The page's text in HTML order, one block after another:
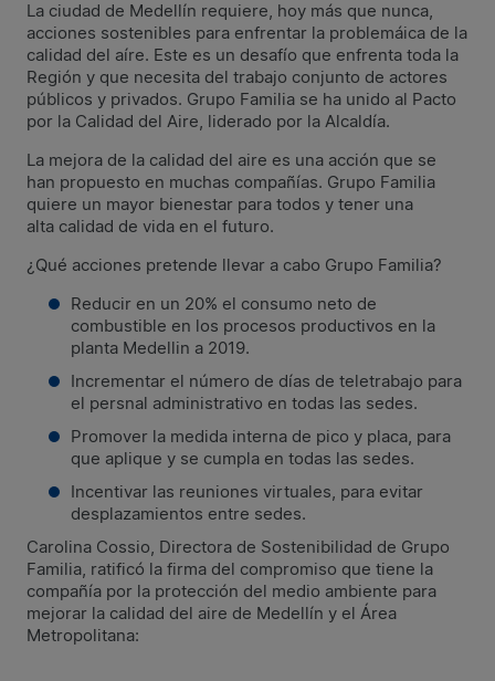
La ciudad de Medellín requiere, hoy más que nunca,
acciones sostenibles para enfrentar la problemáica de la
calidad del aíre. Este es un desafío que enfrenta toda la
Región y que necesita del trabajo conjunto de actores
públicos y privados. Grupo Familia se ha unido al Pacto
por la Calidad del Aire, liderado por la Alcaldía.
La mejora de la calidad del aire es una acción que se
han propuesto en muchas compañías. Grupo Familia
quiere un mayor bienestar para todos y tener una
alta calidad de vida en el futuro.
¿Qué acciones pretende llevar a cabo Grupo Familia?
Reducir en un 20% el consumo neto de
combustible en los procesos productivos en la
planta Medellin a 2019.
Incrementar el número de días de teletrabajo para
el persnal administrativo en todas las sedes.
Promover la medida interna de pico y placa, para
que aplique y se cumpla en todas las sedes.
Incentivar las reuniones virtuales, para evitar
desplazamientos entre sedes.
Carolina Cossio, Directora de Sostenibilidad de Grupo
Familia, ratificó la firma del compromiso que tiene la
compañía por la protección del medio ambiente para
mejorar la calidad del aire de Medellín y el Área
Metropolitana: